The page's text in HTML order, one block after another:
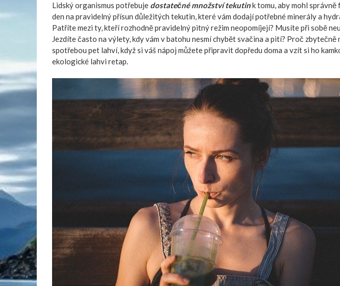
Lidský organismus potřebuje dostatečné množství tekutink tomu, aby mohl
den na pravidelný přísun důležitých tekutin, které vám dodají potřebné minerály a
Patříte mezi ty, kteří rozhodně pravidelný pitný režim neopomíjejí? Musíte při sobě
Jezdíte často na výlety, kdy vám v batohu nesmí chybět svačina a pití? Proč zbytečně
spotřebou pet lahví, když si váš nápoj můžete připravit dopředu doma a vzít si ho
ekologické lahvi retap.